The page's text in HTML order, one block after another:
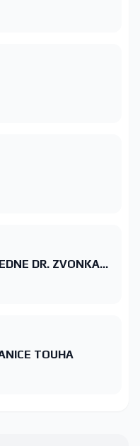
PODIVNÉ ODPOLEDNE DR. ZVONKA BURKEHO
TOUHA